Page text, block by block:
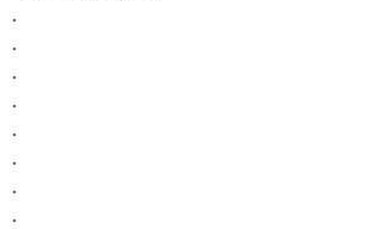
.
.
.
.
.
.
.
.